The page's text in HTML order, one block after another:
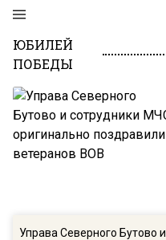
ЮБИЛЕЙ
ПОБЕДЫ
Управа Северного Бутово и